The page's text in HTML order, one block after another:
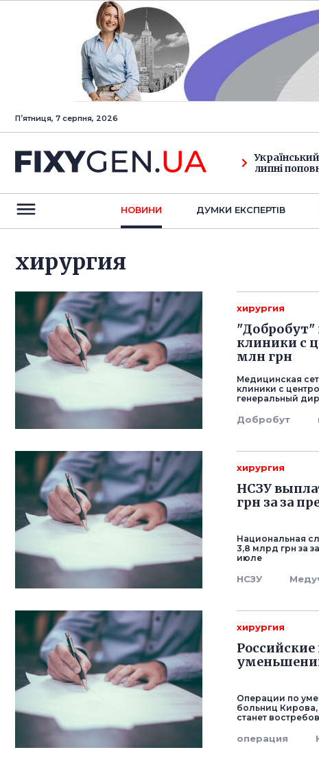
Пʼятниця, 7 серпня, 2026
липні
НОВИНИ ДУМКИ ЕКСПЕРТIВ
хирургия
хирургия
"Добробут"
клиники с
млн грн
Медицинская
клиники с
генеральный
Добробут
хирургия
НСЗУ
грн за за
Национальная
3,8 млрд грн за
июле
НСЗУ
хирургия
Операции по
больниц Кирова,
станет
операция